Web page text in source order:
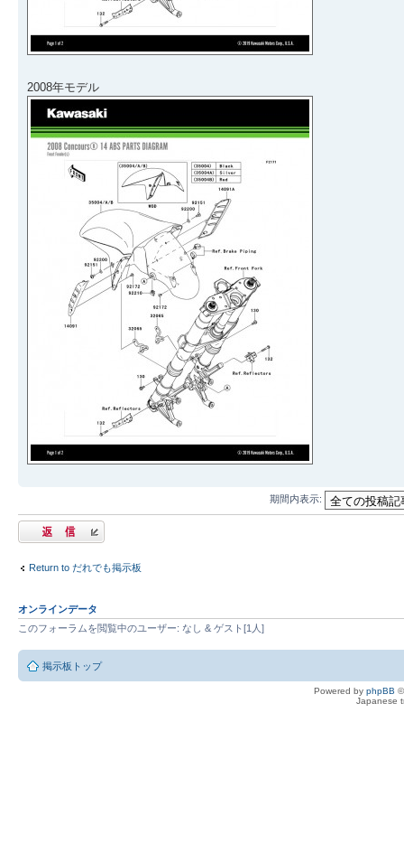
2008年モデル
期間内表示:
返信する
Return to だれでも掲示板
オンラインデータ
このフォーラムを閲覧中のユーザー: なし & ゲスト[1人]
掲示板トップ
Powered by phpBB
Japanese